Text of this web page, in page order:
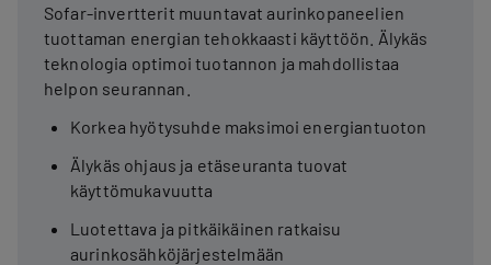
Sofar-invertterit muuntavat aurinkopaneelien
tuottaman energian tehokkaasti käyttöön. Älykäs
teknologia optimoi tuotannon ja mahdollistaa
helpon seurannan.
Korkea hyötysuhde maksimoi energiantuoton
Älykäs ohjaus ja etäseuranta tuovat
käyttömukavuutta
Luotettava ja pitkäikäinen ratkaisu
aurinkosähköjärjestelmään